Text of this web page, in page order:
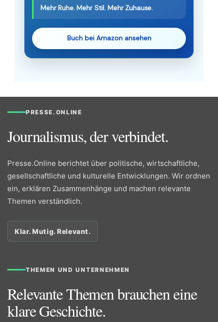
Mehr Ruhe. Mehr Stil. Mehr Zuhause.
Buch bei Amazon ansehen
PRESSE.ONLINE
Journalismus, der verbindet.
Presse.Online berichtet über politische, wirtschaftliche,
gesellschaftliche und kulturelle Entwicklungen. Wir ordnen
ein, erklären Zusammenhänge und machen relevante
Themen verständlich.
Klar. Mutig. Relevant.
THEMEN UND UNTERNEHMEN
Relevante Themen brauchen eine
klare Geschichte.